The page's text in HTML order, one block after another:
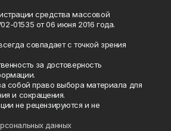
средства массовой
01535 от 06 июня 2016 года.
совпадает с точкой зрения
за достоверность
собой право выбора материала для
и сокращения.
не рецензируются и не
данных